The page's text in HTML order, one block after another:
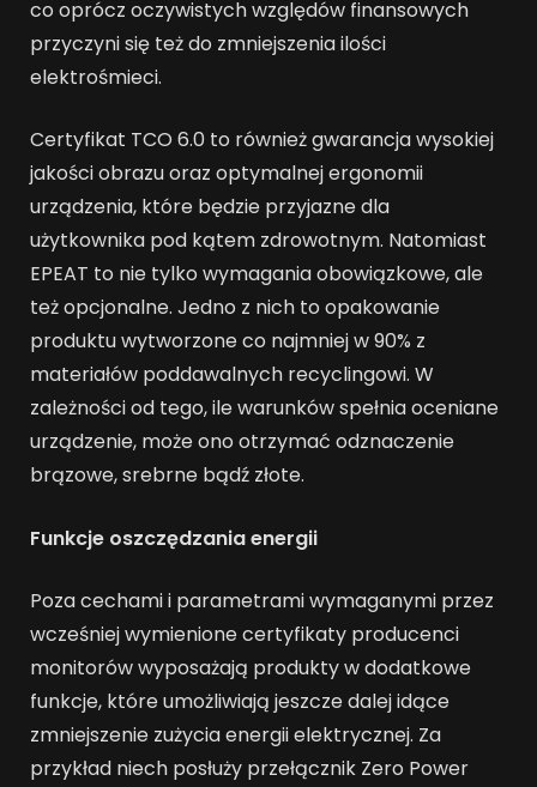
co oprócz oczywistych względów finansowych
przyczyni się też do zmniejszenia ilości
elektrośmieci.
Certyfikat TCO 6.0 to również gwarancja wysokiej
jakości obrazu oraz optymalnej ergonomii
urządzenia, które będzie przyjazne dla
użytkownika pod kątem zdrowotnym. Natomiast
EPEAT to nie tylko wymagania obowiązkowe, ale
też opcjonalne. Jedno z nich to opakowanie
produktu wytworzone co najmniej w 90% z
materiałów poddawalnych recyclingowi. W
zależności od tego, ile warunków spełnia oceniane
urządzenie, może ono otrzymać odznaczenie
brązowe, srebrne bądź złote.
Funkcje oszczędzania energii
Poza cechami i parametrami wymaganymi przez
wcześniej wymienione certyfikaty producenci
monitorów wyposażają produkty w dodatkowe
funkcje, które umożliwiają jeszcze dalej idące
zmniejszenie zużycia energii elektrycznej. Za
przykład niech posłuży przełącznik Zero Power